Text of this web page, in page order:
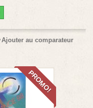
Ajouter au comparateur
PROMO!